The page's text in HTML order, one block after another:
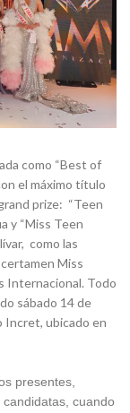
como “Best of
el máximo título
prize: “Teen
y “Miss Teen
como las
Miss
Internacional. Todo
sábado 14 de
Incret, ubicado en
presentes,
cuando